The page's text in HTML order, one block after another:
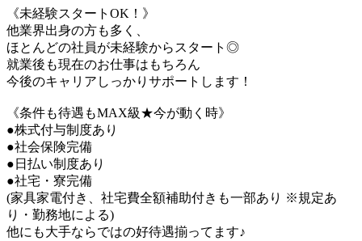
《未経験スタートOK！》
他業界出身の方も多く、
ほとんどの社員が未経験からスタート◎
就業後も現在のお仕事はもちろん
今後のキャリアしっかりサポートします！
《条件も待遇もMAX級★今が動く時》
●株式付与制度あり
●社会保険完備
●日払い制度あり
●社宅・寮完備
(家具家電付き、社宅費全額補助付きも一部あり ※規定あ
り・勤務地による)
他にも大手ならではの好待遇揃ってます♪